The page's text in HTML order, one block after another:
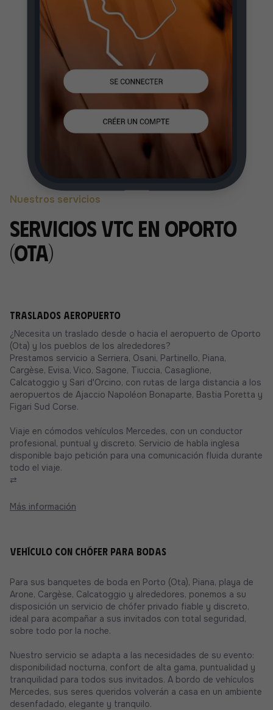
Nuestros servicios
Servicios VTC en Oporto
(Ota)
Traslados aeropuerto
¿Necesita un traslado desde o hacia el aeropuerto de Oporto
(Ota) y los pueblos de los alrededores?
Prestamos servicio a Serriera, Osani, Partinello, Piana,
Cargèse, Evisa, Vico, Sagone, Tiuccia, Casaglione,
Calcatoggio y Sari d'Orcino, con rutas de larga distancia a los
aeropuertos de Ajaccio Napoléon Bonaparte, Bastia Poretta y
Figari Sud Corse.
Viaje en cómodos vehículos Mercedes, con un conductor
profesional, puntual y discreto. Servicio de habla inglesa
disponible bajo petición para una comunicación fluida durante
todo el viaje.
⇄
Más información
Vehículo con chófer para bodas
Para sus banquetes de boda en Porto (Ota), Piana, playa de
Arone, Cargèse, Calcatoggio y alrededores, ponemos a su
disposición un servicio de chófer privado fiable y discreto,
ideal para acompañar a sus invitados con total seguridad,
sobre todo por la noche.
Nuestro servicio se adapta a las necesidades de su evento:
disponibilidad nocturna, confort de alta gama, puntualidad y
tranquilidad para todos sus invitados. A bordo de vehículos
Mercedes, sus seres queridos volverán a casa en un ambiente
desenfadado, elegante y tranquilo.